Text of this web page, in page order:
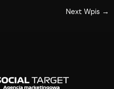
Next Wpis →